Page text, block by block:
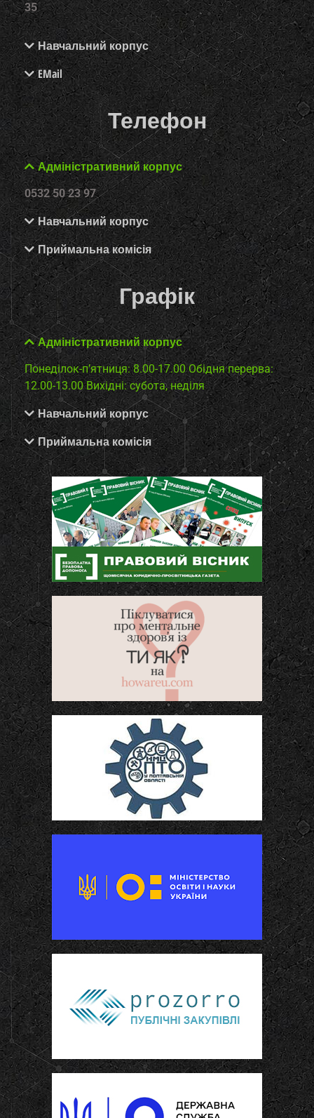
35
Навчальний корпус
EMail
Телефон
Адміністративний корпус
0532 50 23 97
Навчальний корпус
Приймальна комісія
Графік
Адміністративний корпус
Понеділок-п’ятниця: 8.00-17.00 Обідня перерва:
12.00-13.00 Вихідні: субота, неділя
Навчальний корпус
Приймальна комісія